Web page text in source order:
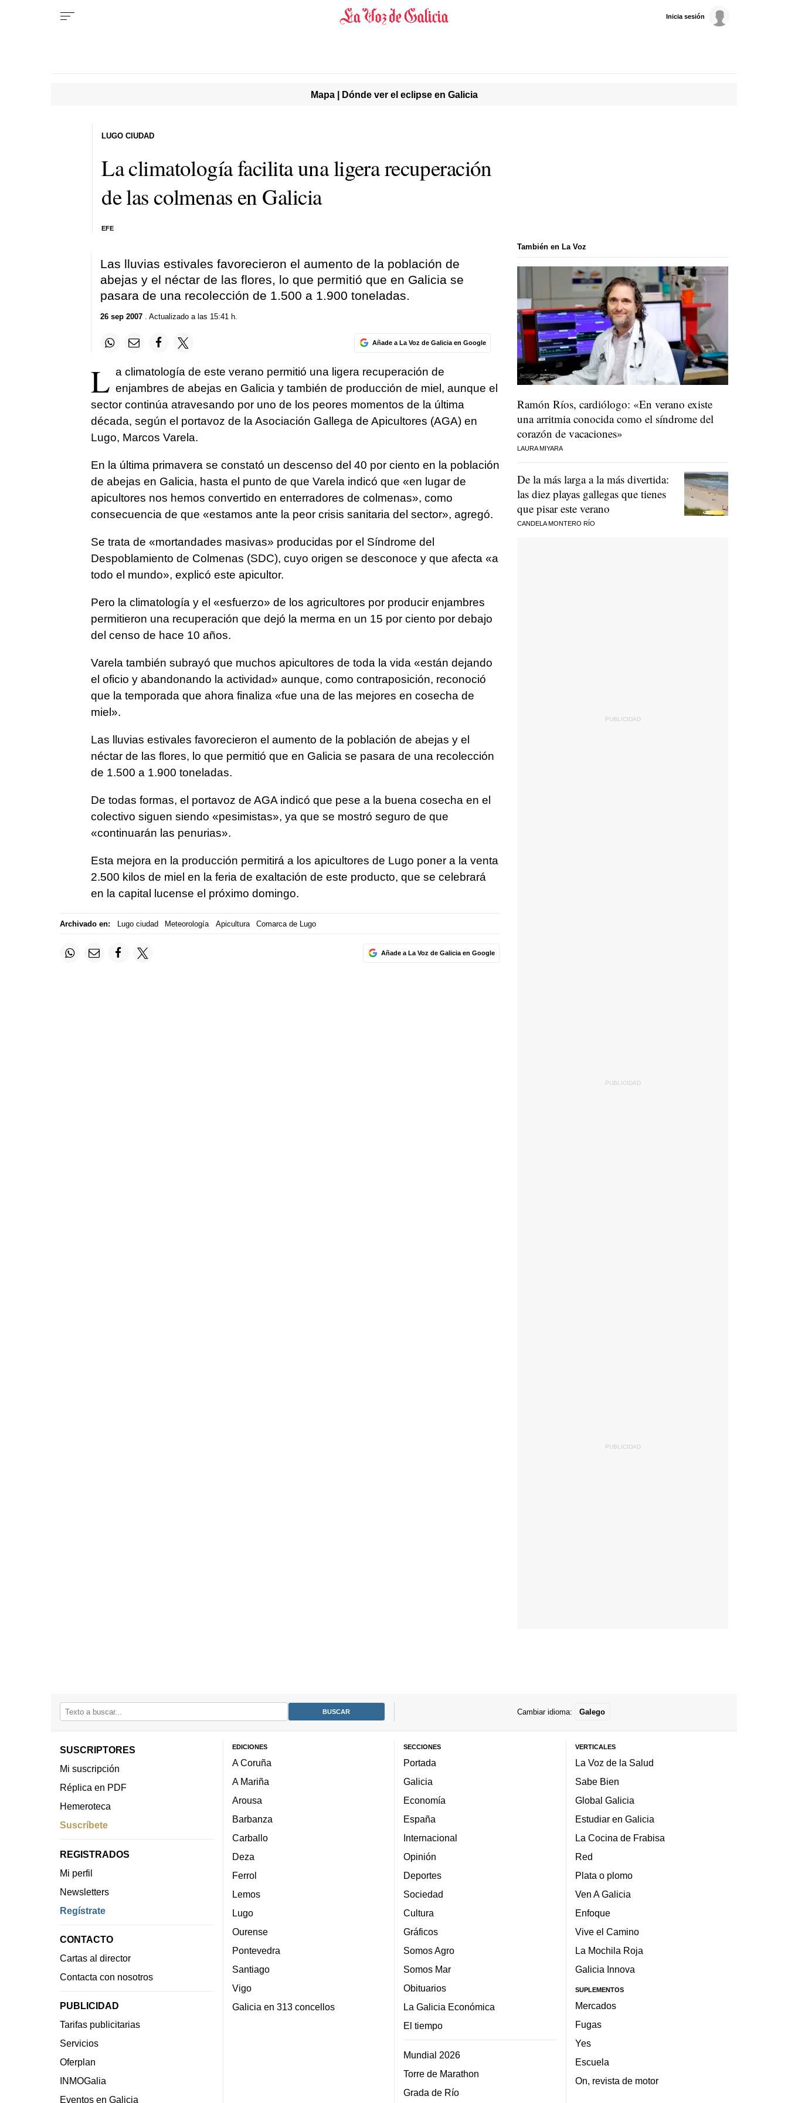
Inicia sesión
Mapa | Dónde ver el eclipse en Galicia
La climatología facilita una ligera recuperación
de las colmenas en Galicia
EFE
LUGO CIUDAD
Las lluvias estivales favorecieron el aumento de la población de
abejas y el néctar de las flores, lo que permitió que en Galicia se
pasara de una recolección de 1.500 a 1.900 toneladas.
26 sep 2007. Actualizado a las 15:41 h.
Añade a La Voz de Galicia en Google
L a climatología de este verano permitió una ligera recuperación de
enjambres de abejas en Galicia y también de producción de miel, aunque el
sector continúa atravesando por uno de los peores momentos de la última
década, según el portavoz de la Asociación Gallega de Apicultores (AGA) en
Lugo, Marcos Varela.
En la última primavera se constató un descenso del 40 por ciento en la población
de abejas en Galicia, hasta el punto de que Varela indicó que «en lugar de
apicultores nos hemos convertido en enterradores de colmenas», como
consecuencia de que «estamos ante la peor crisis sanitaria del sector», agregó.
Se trata de «mortandades masivas» producidas por el Síndrome del
Despoblamiento de Colmenas (SDC), cuyo origen se desconoce y que afecta «a
todo el mundo», explicó este apicultor.
Pero la climatología y el «esfuerzo» de los agricultores por producir enjambres
permitieron una recuperación que dejó la merma en un 15 por ciento por debajo
del censo de hace 10 años.
Varela también subrayó que muchos apicultores de toda la vida «están dejando
el oficio y abandonando la actividad» aunque, como contraposición, reconoció
que la temporada que ahora finaliza «fue una de las mejores en cosecha de
miel».
Las lluvias estivales favorecieron el aumento de la población de abejas y el
néctar de las flores, lo que permitió que en Galicia se pasara de una recolección
de 1.500 a 1.900 toneladas.
De todas formas, el portavoz de AGA indicó que pese a la buena cosecha en el
colectivo siguen siendo «pesimistas», ya que se mostró seguro de que
«continuarán las penurias».
Esta mejora en la producción permitirá a los apicultores de Lugo poner a la venta
2.500 kilos de miel en la feria de exaltación de este producto, que se celebrará
en la capital lucense el próximo domingo.
Archivado en: Lugo ciudad Meteorología Apicultura Comarca de Lugo
Añade a La Voz de Galicia en Google
También en La Voz
Ramón Ríos, cardiólogo: «En verano existe
una arritmia conocida como el síndrome del
corazón de vacaciones»
LAURA MIYARA
De la más larga a la más divertida:
las diez playas gallegas que tienes
que pisar este verano
CANDELA MONTERO RÍO
Cambiar idioma: Galego
SUSCRIPTORES
Mi suscripción
Réplica en PDF
Hemeroteca
Suscríbete
REGISTRADOS
Mi perfil
Newsletters
Regístrate
CONTACTO
Cartas al director
Contacta con nosotros
PUBLICIDAD
Tarifas publicitarias
Servicios
Oferplan
INMOGalia
Eventos en Galicia
EDICIONES
A Coruña
A Mariña
Arousa
Barbanza
Carballo
Deza
Ferrol
Lemos
Lugo
Ourense
Pontevedra
Santiago
Vigo
Galicia en 313 concellos
SECCIONES
Portada
Galicia
Economía
España
Internacional
Opinión
Deportes
Sociedad
Cultura
Gráficos
Somos Agro
Somos Mar
Obituarios
La Galicia Económica
El tiempo
Mundial 2026
Torre de Marathon
Grada de Río
VERTICALES
La Voz de la Salud
Sabe Bien
Global Galicia
Estudiar en Galicia
La Cocina de Frabisa
Red
Plata o plomo
Ven A Galicia
Enfoque
Vive el Camino
La Mochila Roja
Galicia Innova
SUPLEMENTOS
Mercados
Fugas
Yes
Escuela
On, revista de motor